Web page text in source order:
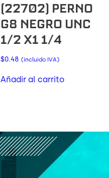
(22702) PERNO
G8 NEGRO UNC
1/2 X1 1/4
$0.48 (incluido IVA)
Añadir al carrito